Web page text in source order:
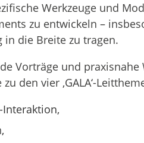
Werkzeuge und
zu entwickeln –
die Breite zu tragen.
Vorträge und
den vier ‚GALA‘-